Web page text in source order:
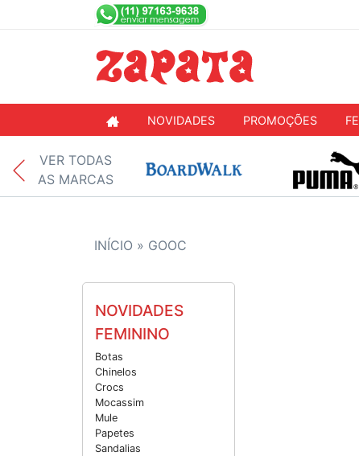
NOVIDADES PROMOÇÕES
VER TODAS
AS MARCAS
INÍCIO » GOOC
NOVIDADES
FEMININO
Botas
Chinelos
Crocs
Mocassim
Mule
Papetes
Sandalias